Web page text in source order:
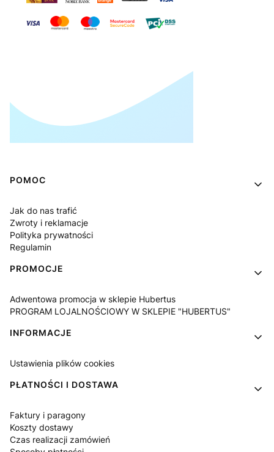
Linki w stopce
POMOC
Jak do nas trafić
Zwroty i reklamacje
Polityka prywatności
Regulamin
PROMOCJE
Adwentowa promocja w sklepie Hubertus
PROGRAM LOJALNOŚCIOWY W SKLEPIE "HUBERTUS"
INFORMACJE
Ustawienia plików cookies
PŁATNOŚCI I DOSTAWA
Faktury i paragony
Koszty dostawy
Czas realizacji zamówień